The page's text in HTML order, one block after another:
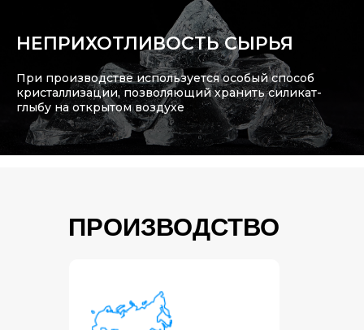
НЕПРИХОТЛИВОСТЬ СЫРЬЯ
При производстве используется особый способ
кристаллизации, позволяющий хранить силикат-
глыбу на открытом воздухе
ПРОИЗВОДСТВО